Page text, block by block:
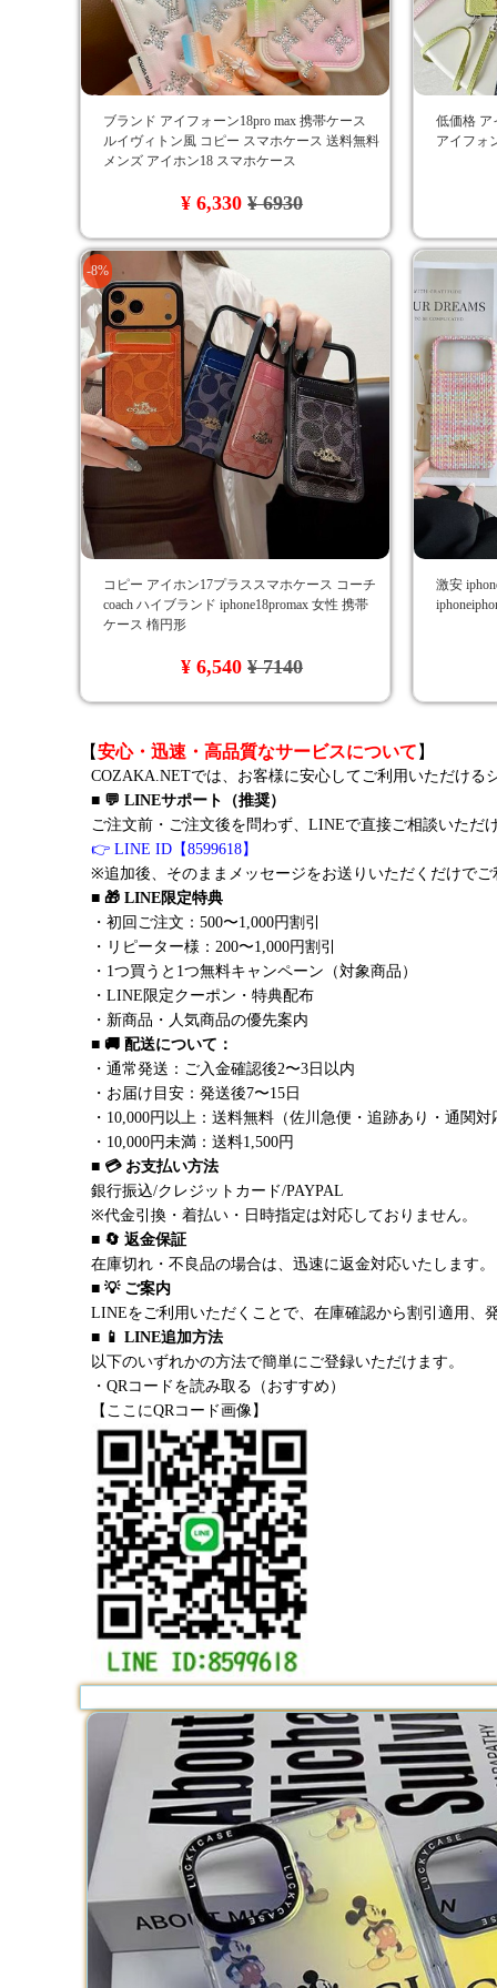
ブランド アイフォーン18pro max 携帯ケース
ルイヴィトン風 コピー スマホケース 送料無料
メンズ アイホン18 スマホケース
¥ 6,330¥ 6930
低価格 ア
アイフォ
-8%
コピー アイホン17プラススマホケース コーチ
coach ハイブランド iphone18promax 女性 携帯
ケース 楕円形
¥ 6,540¥ 7140
激安
【安心・迅速・高品質なサービスについて 】
COZAKA.NETでは、お客様に安心してご利用いただける
■ 💬 LINEサポート（推奨）
ご注文前・ご注文後を問わず、LINEで直接ご相談いただ
👉 LINE ID【8599618】
※追加後、そのままメッセージをお送りいただくだけで
■ 🎁 LINE限定特典
・初回ご注文：500〜1,000円割引
・リピーター様：200〜1,000円割引
・1つ買うと1つ無料キャンペーン（対象商品）
・LINE限定クーポン・特典配布
・新商品・人気商品の優先案内
■ 🚚 配送について：
・通常発送：ご入金確認後2〜3日以内
・お届け目安：発送後7〜15日
・10,000円以上：送料無料（佐川急便・追跡あり・通関対
・10,000円未満：送料1,500円
■ 💳 お支払い方法
銀行振込/クレジットカード/PAYPAL
※代金引換・着払い・日時指定は対応しておりません。
■ 🔄 返金保証
在庫切れ・不良品の場合は、迅速に返金対応いたします。
■ 💡 ご案内
LINEをご利用いただくことで、在庫確認から割引適用、
■ 📱 LINE追加方法
以下のいずれかの方法で簡単にご登録いただけます。
・QRコードを読み取る（おすすめ）
【ここにQRコード画像】